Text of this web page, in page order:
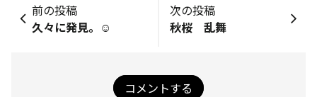
前の投稿
久々に発見。☺️
次の投稿
秋桜 乱舞
コメントする